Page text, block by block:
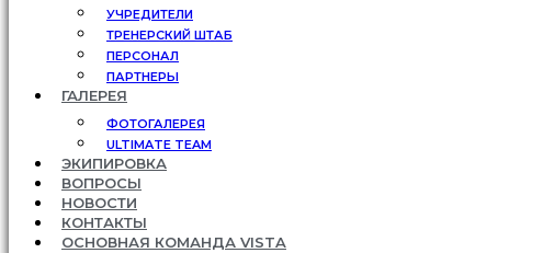
УЧРЕДИТЕЛИ
ТРЕНЕРСКИЙ ШТАБ
ПЕРСОНАЛ
ПАРТНЕРЫ
ГАЛЕРЕЯ
ФОТОГАЛЕРЕЯ
ULTIMATE TEAM
ЭКИПИРОВКА
ВОПРОСЫ
НОВОСТИ
КОНТАКТЫ
ОСНОВНАЯ КОМАНДА VISTA